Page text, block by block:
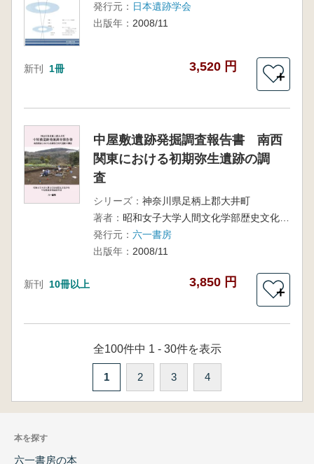
発行元： 日本遺跡学会
出版年： 2008/11
新刊 1冊 3,520 円
＋
中屋敷遺跡発掘調査報告書 南西
関東における初期弥生遺跡の調
査
シリーズ： 神奈川県足柄上郡大井町
著者：
昭和女子大学人間文化学部歴史文化学科中屋敷遺跡発掘調査団 編
発行元： 六一書房
出版年： 2008/11
新刊 10冊以上 3,850 円
＋
全100件中 1 - 30件を表示
1 2 3 4
本を探す
六一書房の本